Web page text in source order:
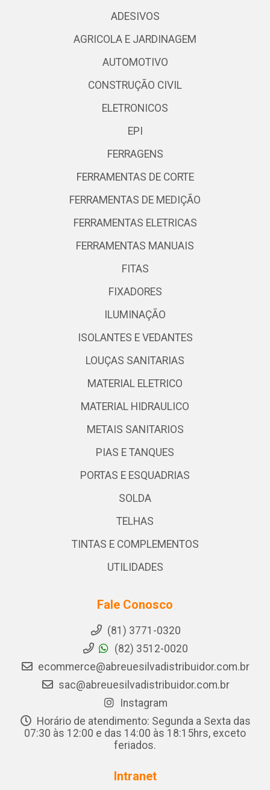
ADESIVOS
AGRICOLA E JARDINAGEM
AUTOMOTIVO
CONSTRUÇÃO CIVIL
ELETRONICOS
EPI
FERRAGENS
FERRAMENTAS DE CORTE
FERRAMENTAS DE MEDIÇÃO
FERRAMENTAS ELETRICAS
FERRAMENTAS MANUAIS
FITAS
FIXADORES
ILUMINAÇÃO
ISOLANTES E VEDANTES
LOUÇAS SANITARIAS
MATERIAL ELETRICO
MATERIAL HIDRAULICO
METAIS SANITARIOS
PIAS E TANQUES
PORTAS E ESQUADRIAS
SOLDA
TELHAS
TINTAS E COMPLEMENTOS
UTILIDADES
Fale Conosco
(81) 3771-0320
(82) 3512-0020
ecommerce@abreuesilvadistribuidor.com.br
sac@abreuesilvadistribuidor.com.br
Instagram
Horário de atendimento: Segunda a Sexta das
07:30 às 12:00 e das 14:00 às 18:15hrs, exceto
feriados.
Intranet